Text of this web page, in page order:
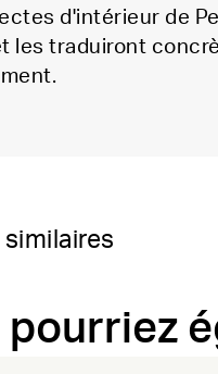
d'intérieur de
les traduiront
pourriez